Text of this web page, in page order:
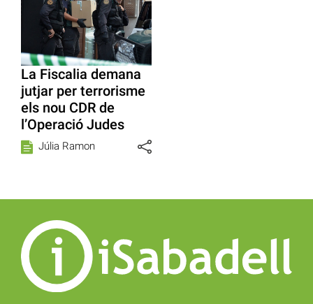
La Fiscalia demana
jutjar per terrorisme
els nou CDR de
l’Operació Judes
Júlia Ramon